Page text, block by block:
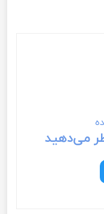
می‌دهید